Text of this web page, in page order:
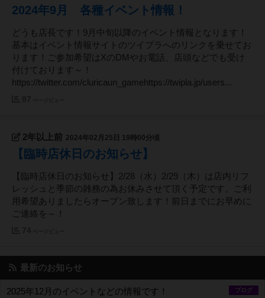
2024年9月 各種イベント情報！
どうも店長です！9月中旬以降のイベント情報となります！
基本はイベント情報サイトのツイプラへのリンクを乗せてお
ります！ご参加希望はXのDMやお電話、店頭などでも受け
付けております～！
https://twitter.com/cluricaun_gamehttps://twipla.jp/users...
2年以上前 2024年02月25日 19時00分頃
【臨時店休日のお知らせ】
【臨時店休日のお知らせ】2/28（水）2/29（木）は店内リフ
レッシュと季節の雑務の為お休みさせて頂く予定です。ご利
用希望ありましたらオープン致します！前日までにお早めに
ご連絡を～！
最新のお知らせ
ブログ
2025年12月のイベントなどの情報です！